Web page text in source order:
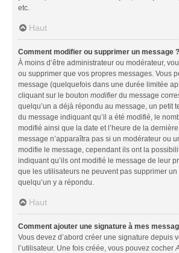
etc.
Haut
Comment modifier ou supprimer un message ?
À moins d’être administrateur ou modérateur,
ou supprimer que vos propres messages. Vous
message (quelquefois dans une durée limitée
cliquant sur le bouton modifierdu message
quelqu’un a déjà répondu au message, un petit
du message indiquant qu’il a été modifié, le
modifié ainsi que la date et l’heure de la
message n’apparaîtra pas si un modérateur ou
modifie le message, cependant ils ont la
indiquant qu’ils ont modifié le message de leur
que les utilisateurs ne peuvent pas supprimer
quelqu’un y a répondu.
Haut
Comment ajouter une signature à mes
Vous devez d’abord créer une signature depuis
l’utilisateur. Une fois créée, vous pouvez cocher